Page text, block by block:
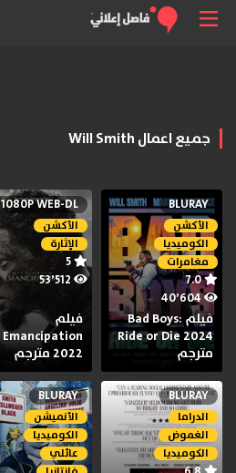
جميع اعمال Will Smith
BLURAY
الأكشن
الكوميديا
مغامرات
7.0
40٬604
فيلم Bad Boys:
Ride or Die 2024
مترجم
1080P WEB-DL
الأكشن
الإثارة
5
53٬512
فيلم
Emancipation
2022 مترجم
BLURAY
الدراما
الغموض
الكوميديا
BLURAY
الأنميشن
الكوميديا
عائلي